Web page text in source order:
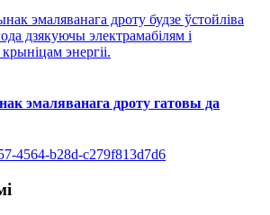
эмаляванага дроту гатовы да